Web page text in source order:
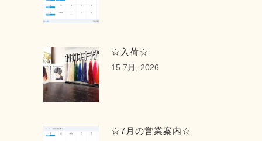
☆入荷☆
15 7月, 2026
☆7月の営業案内☆